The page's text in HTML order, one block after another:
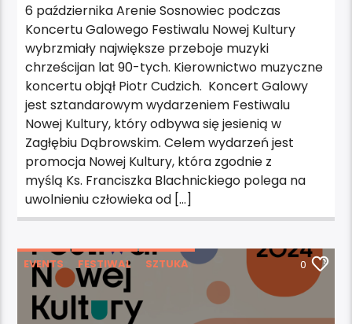
6 października Arenie Sosnowiec podczas
Koncertu Galowego Festiwalu Nowej Kultury
wybrzmiały największe przeboje muzyki
chrześcijan lat 90-tych. Kierownictwo muzyczne
koncertu objął Piotr Cudzich. Koncert Galowy
jest sztandarowym wydarzeniem Festiwalu
Nowej Kultury, który odbywa się jesienią w
Zagłębiu Dąbrowskim. Celem wydarzeń jest
promocja Nowej Kultury, która zgodnie z
myślą Ks. Franciszka Blachnickiego polega na
uwolnieniu człowieka od […]
EVENTS FESTIWAL
SZTUKA
WYDARZENIA
0